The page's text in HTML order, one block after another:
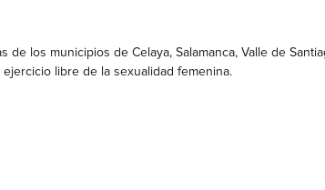
los municipios de Celaya, Salamanca, Valle de
libre de la sexualidad femenina.